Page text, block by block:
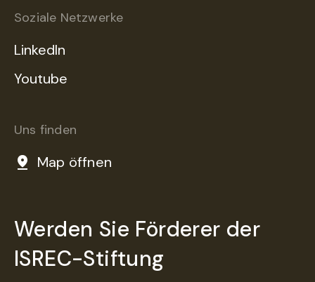
Soziale Netzwerke
LinkedIn
Youtube
Uns finden
Map öffnen
Werden Sie Förderer der
ISREC-Stiftung